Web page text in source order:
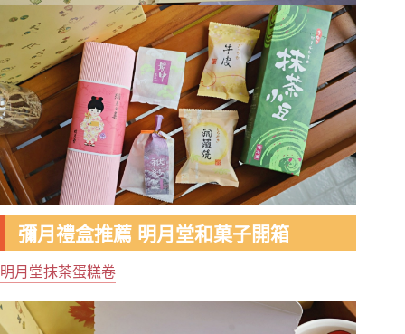
彌月禮盒推薦 明月堂和菓子開箱
明月堂抹茶蛋糕卷